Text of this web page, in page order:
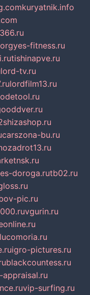
kuryatnik.info
yes-fitness.ru
tishinapve.ru
lord-tv.ru
lordfilm13.ru
carszona-bu.ru
doroga.rutb02.ru
pic.ru
vgurin.ru
lucomoria.ru
igro-pictures.ru
blackcountess.ru
vip-surfing.ru